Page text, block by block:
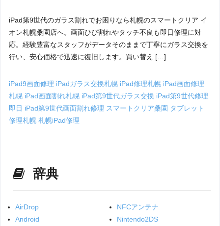
iPad第9世代のガラス割れでお困りなら札幌のスマートクリア イ
オン札幌桑園店へ。画面ひび割れやタッチ不良も即日修理に対
応。経験豊富なスタッフがデータそのままで丁寧にガラス交換を
行い、安心価格で迅速に復旧します。買い替え […]
iPad9画面修理 iPadガラス交換札幌 iPad修理札幌 iPad画面修理
札幌 iPad画面割れ札幌 iPad第9世代ガラス交換 iPad第9世代修理
即日 iPad第9世代画面割れ修理 スマートクリア桑園 タブレット
修理札幌札幌iPad修理
辞典
AirDrop
Android
NFCアンテナ
Nintendo2DS